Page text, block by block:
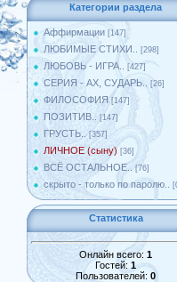
Категории раздела
Аффирмации [147]
ЛЮБИМЫЕ СТИХИ.. [298]
ЛЮБОВЬ - ИГРА.. [427]
СЕРИЯ - АХ, СУДАРЬ.. [26]
ФИЛОСОФИЯ [147]
ПОЗИТИВ.. [147]
ГРУСТЬ.. [357]
ЛИЧНОЕ (сыну) [36]
ВСЁ ОСТАЛЬНОЕ.. [76]
скрыто - только по паролю..
Статистика
Онлайн всего: 1
Гостей: 1
Пользователей: 0